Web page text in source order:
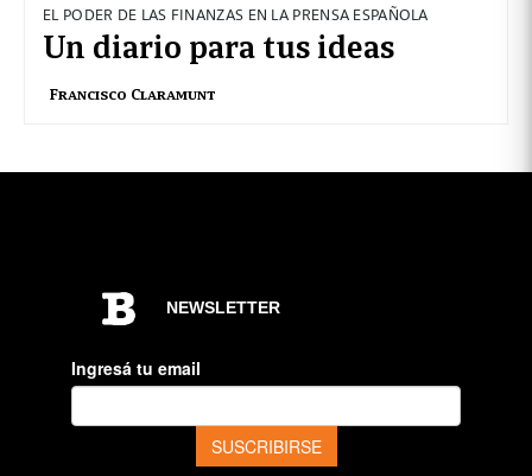
EL PODER DE LAS FINANZAS EN LA PRENSA ESPAÑOLA
Un diario para tus ideas
Francisco Claramunt